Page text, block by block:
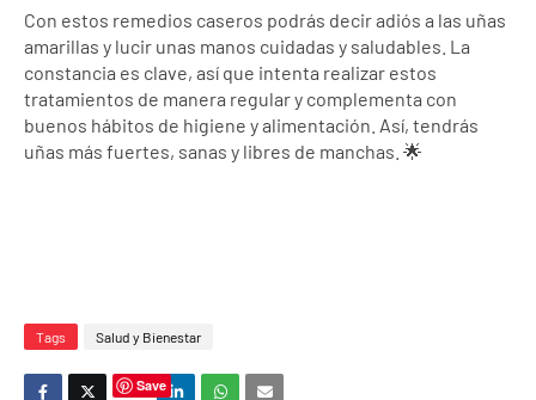
Con estos remedios caseros podrás decir adiós a las uñas
amarillas y lucir unas manos cuidadas y saludables. La
constancia es clave, así que intenta realizar estos
tratamientos de manera regular y complementa con
buenos hábitos de higiene y alimentación. Así, tendrás
uñas más fuertes, sanas y libres de manchas. 🌟
Tags Salud y Bienestar
Save